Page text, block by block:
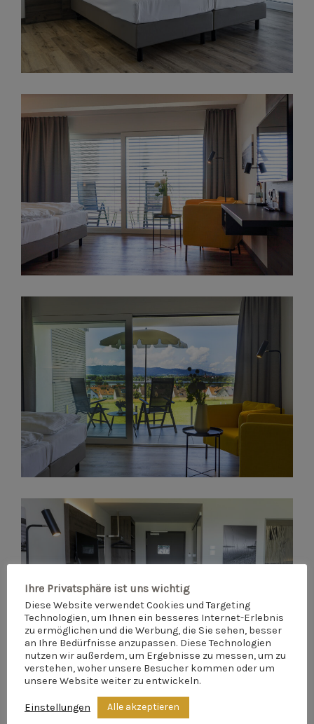
Ihre Privatsphäre ist uns wichtig
Diese Website verwendet Cookies und Targeting
Technologien, um Ihnen ein besseres Internet-Erlebnis
zu ermöglichen und die Werbung, die Sie sehen, besser
an Ihre Bedürfnisse anzupassen. Diese Technologien
nutzen wir außerdem, um Ergebnisse zu messen, um zu
verstehen, woher unsere Besucher kommen oder um
unsere Website weiter zu entwickeln.
Einstellungen Alle akzeptieren